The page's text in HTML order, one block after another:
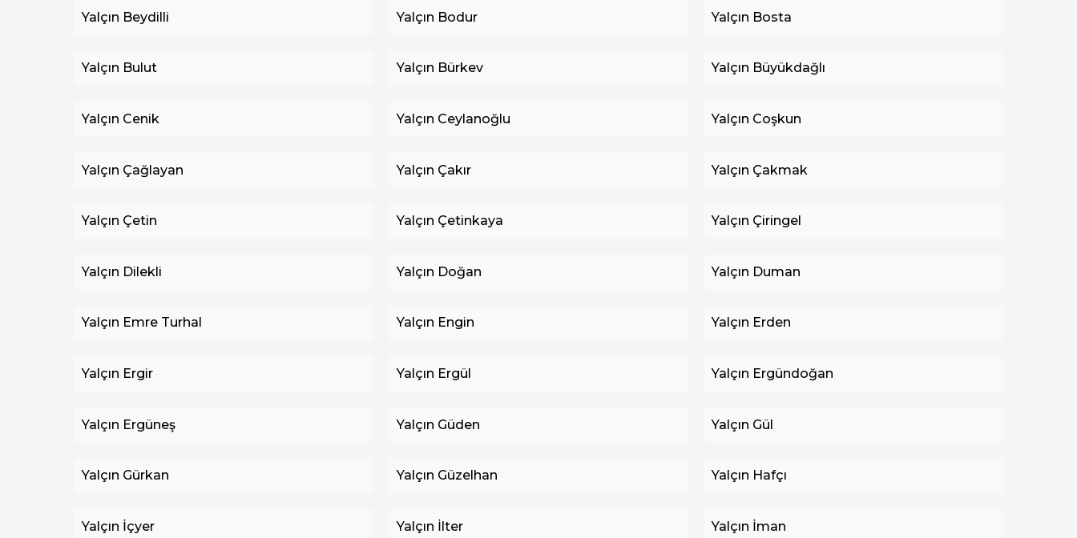
Yalçın Beydilli Yalçın Bodur Yalçın Bosta
Yalçın Bulut Yalçın Bürkev Yalçın Büyükdağlı
Yalçın Cenik Yalçın Ceylanoğlu Yalçın Coşkun
Yalçın Çağlayan Yalçın Çakır Yalçın Çakmak
Yalçın Çetin Yalçın Çetinkaya Yalçın Çiringel
Yalçın Dilekli Yalçın Doğan Yalçın Duman
Yalçın Emre Turhal Yalçın Engin Yalçın Erden
Yalçın Ergir Yalçın Ergül Yalçın Ergündoğan
Yalçın Ergüneş Yalçın Güden Yalçın Gül
Yalçın Gürkan Yalçın Güzelhan Yalçın Hafçı
Yalçın İçyer Yalçın İlter Yalçın İman